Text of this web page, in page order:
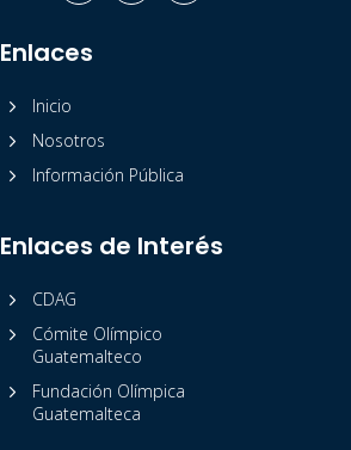
Enlaces
5
Inicio
5
Nosotros
5
Información Pública
Enlaces de Interés
5
CDAG
5
Cómite Olímpico
Guatemalteco
5
Fundación Olímpica
Guatemalteca